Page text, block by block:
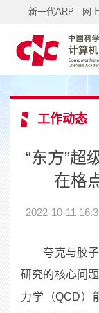
新一代ARP 网
工作动态
“东方”超
在格
2022-10-11
夸克与胶
研究的核心问
力学（QCD ）